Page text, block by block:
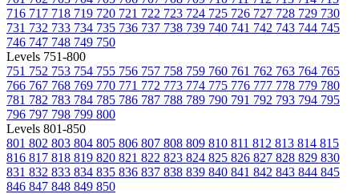
716 717 718 719 720 721 722 723 724 725 726 727 728 729 730
731 732 733 734 735 736 737 738 739 740 741 742 743 744 745
746 747 748 749 750
Levels 751-800
751 752 753 754 755 756 757 758 759 760 761 762 763 764 765
766 767 768 769 770 771 772 773 774 775 776 777 778 779 780
781 782 783 784 785 786 787 788 789 790 791 792 793 794 795
796 797 798 799 800
Levels 801-850
801 802 803 804 805 806 807 808 809 810 811 812 813 814 815
816 817 818 819 820 821 822 823 824 825 826 827 828 829 830
831 832 833 834 835 836 837 838 839 840 841 842 843 844 845
846 847 848 849 850